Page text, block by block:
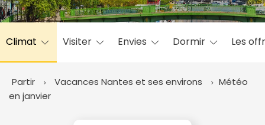
Climat Visiter Envies Dormir Les
Partir Vacances Nantes et ses environs
Météo
en janvier
☀️ Où partir par mois
Janvier
Juillet
Août Septembre
Octobre
Novembre